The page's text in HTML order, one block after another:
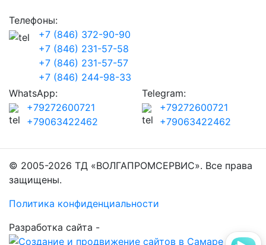
Телефоны:
+7 (846) 372-90-90
+7 (846) 231-57-58
+7 (846) 231-57-57
+7 (846) 244-98-33
WhatsApp:
+79272600721
+79063422462
Telegram:
+79272600721
+79063422462
© 2005-2026 ТД «ВОЛГАПРОМСЕРВИС». Все права
защищены.
Политика конфиденциальности
Разработка сайта -